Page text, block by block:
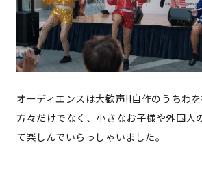
オーディエンスは大歓声!!自作のうちわ
方々だけでなく、小さなお子様や外国人
て楽しんでいらっしゃいました。